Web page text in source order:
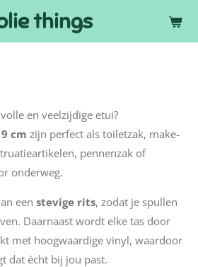
things
en veelzijdige etui?
cm zijn perfect als toiletzak, make-
pennenzak of
onderweg.
een stevige rits, zodat je spullen
Daarnaast wordt elke tas door
met hoogwaardige vinyl, waardoor
dat écht bij jou past.